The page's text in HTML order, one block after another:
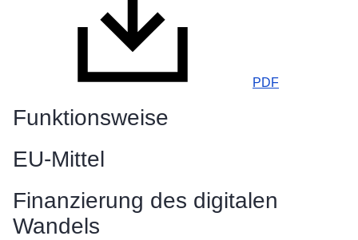
PDF
Funktionsweise
EU-Mittel
Finanzierung des digitalen
Wandels